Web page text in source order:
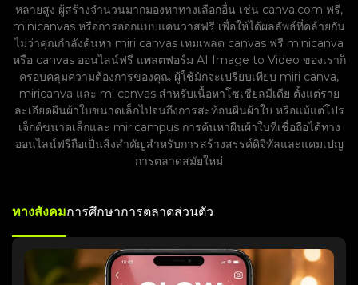
หลายสูง ผู้สร้างจำนวนมากมองหาทางเลือกอื่น เช่น canva.com ฟรี,
minicanvas หรือการออกแบบแคนวาสฟรี เพื่อให้ได้ผลลัพธ์ที่คล้ายกัน
ไม่ว่าคุณกำลังค้นหา miri canvas เทมเพลต canvas ฟรี minicanva
หรือ canvas ออนไลน์ฟรี แพลตฟอร์ม AI Image to Video ของเราก็
ครอบคลุมความต้องการของคุณ ผู้ใช้มักจะเปรียบเทียบ miri canva,
miricanva และ mi canvas สำหรับเนื้อหาโซเชียลมีเดีย ตั้งแต่ราย
ละเอียดผืนผ้าใบขนาดเล็กไปจนถึงการสะท้อนผืนผ้าใบ หรือแม้แต่โปร
เจ็กต์ขนาดเล็กและ miricampus การค้นหาผืนผ้าใบที่เชื่อถือได้ทาง
ออนไลน์ฟรีถือเป็นสิ่งสำคัญสำหรับการสร้างสรรค์ดิจิทัลและแคมเปญ
การตลาดสมัยใหม่
ทางสังคมการศึกษาการตลาดส่วนตัว